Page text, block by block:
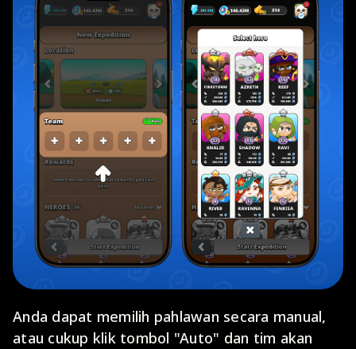
Anda dapat memilih pahlawan secara manual,
atau cukup klik tombol "Auto" dan tim akan